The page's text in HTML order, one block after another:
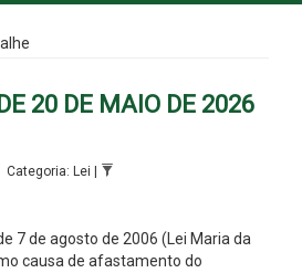
20 DE MAIO DE 2026
Categoria: Lei |
7 de agosto de 2006 (Lei Maria da
causa de afastamento do